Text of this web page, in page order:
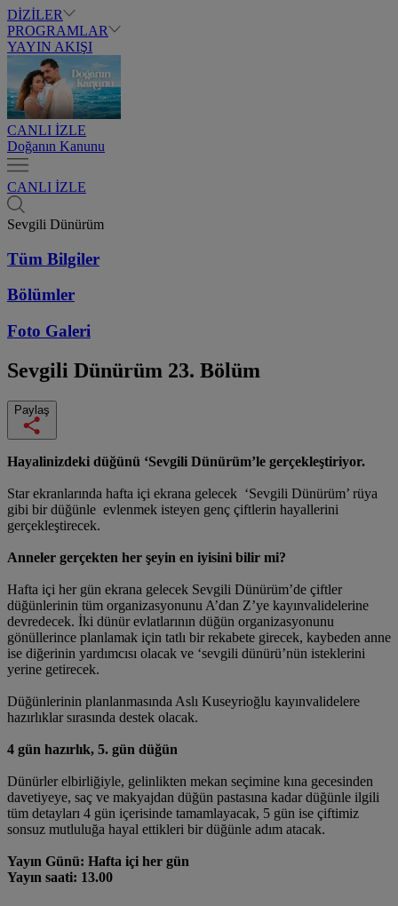
DİZİLER
PROGRAMLAR
YAYIN AKIŞI
CANLI İZLE
Doğanın Kanunu
CANLI İZLE
Sevgili Dünürüm
Tüm Bilgiler
Bölümler
Foto Galeri
Sevgili Dünürüm 23. Bölüm
Paylaş
Hayalinizdeki düğünü ‘Sevgili Dünürüm’le gerçekleştiriyor.
Star ekranlarında hafta içi ekrana gelecek ‘Sevgili Dünürüm’ rüya
gibi bir düğünle evlenmek isteyen genç çiftlerin hayallerini
gerçekleştirecek.
Anneler gerçekten her şeyin en iyisini bilir mi?
Hafta içi her gün ekrana gelecek Sevgili Dünürüm’de çiftler
düğünlerinin tüm organizasyonunu A’dan Z’ye kayınvalidelerine
devredecek. İki dünür evlatlarının düğün organizasyonunu
gönüllerince planlamak için tatlı bir rekabete girecek, kaybeden anne
ise diğerinin yardımcısı olacak ve ‘sevgili dünürü’nün isteklerini
yerine getirecek.
Düğünlerinin planlanmasında Aslı Kuseyrioğlu kayınvalidelere
hazırlıklar sırasında destek olacak.
4 gün hazırlık, 5. gün düğün
Dünürler elbirliğiyle, gelinlikten mekan seçimine kına gecesinden
davetiyeye, saç ve makyajdan düğün pastasına kadar düğünle ilgili
tüm detayları 4 gün içerisinde tamamlayacak, 5 gün ise çiftimiz
sonsuz mutluluğa hayal ettikleri bir düğünle adım atacak.
Yayın Günü: Hafta içi her gün
Yayın saati: 13.00